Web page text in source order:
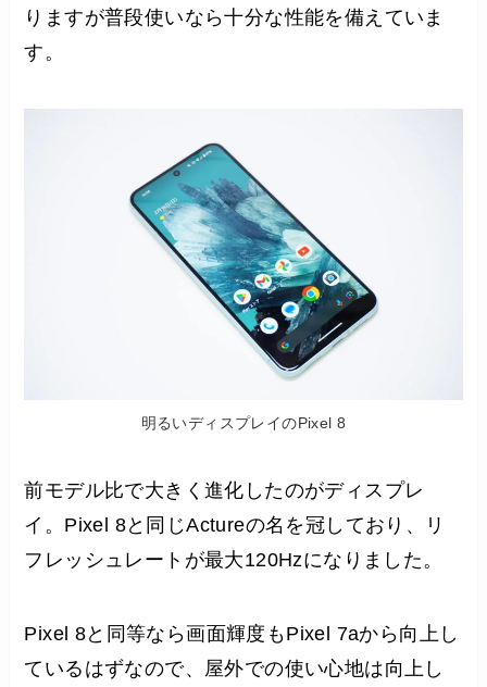
りますが普段使いなら十分な性能を備えていま
す。
明るいディスプレイのPixel 8
前モデル比で大きく進化したのがディスプレ
イ。Pixel 8と同じActureの名を冠しており、リ
フレッシュレートが最大120Hzになりました。
Pixel 8と同等なら画面輝度もPixel 7aから向上し
ているはずなので、屋外での使い心地は向上し